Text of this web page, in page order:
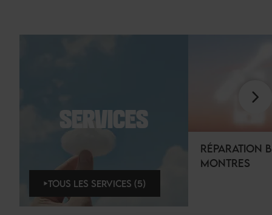
SERVICES
TOUS LES SERVICES (5)
RÉPARATION
MONTRES